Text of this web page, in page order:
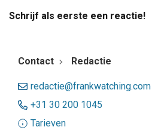
Schrijf als eerste een reactie!
Contact Redactie
redactie@frankwatching.com
+31 30 200 1045
Tarieven